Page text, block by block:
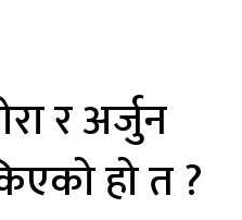
र अर्जुन
हो त ?